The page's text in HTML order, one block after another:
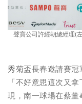
聲寶公司許經朝總經理(
秀菊盃長春邀請賽冠
「不好意思這次又
現，南一球場在蔡董